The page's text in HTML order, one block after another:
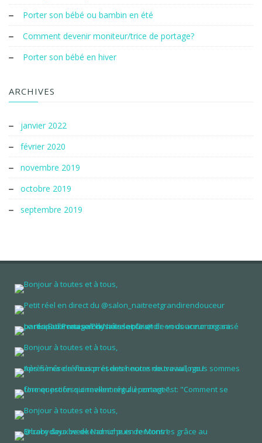
Porter son bébé ou bambin en été
Comment devenir moniteur/trice de portage?
Porter son bébé en hiver
ARCHIVES
janvier 2022
février 2020
novembre 2019
octobre 2019
septembre 2019